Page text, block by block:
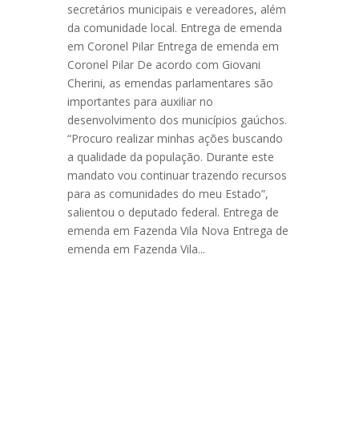
secretários municipais e vereadores, além
da comunidade local. Entrega de emenda
em Coronel Pilar Entrega de emenda em
Coronel Pilar De acordo com Giovani
Cherini, as emendas parlamentares são
importantes para auxiliar no
desenvolvimento dos municípios gaúchos.
“Procuro realizar minhas ações buscando
a qualidade da população. Durante este
mandato vou continuar trazendo recursos
para as comunidades do meu Estado”,
salientou o deputado federal. Entrega de
emenda em Fazenda Vila Nova Entrega de
emenda em Fazenda Vila...